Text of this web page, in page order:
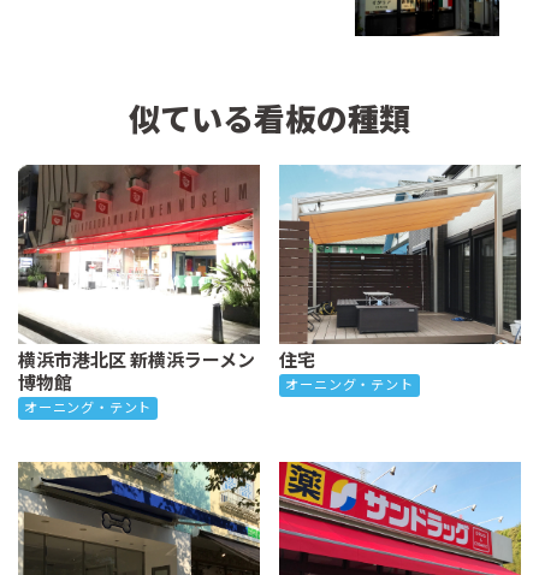
似ている看板の種類
横浜市港北区 新横浜ラーメン
博物館
オーニング・テント
住宅
オーニング・テント